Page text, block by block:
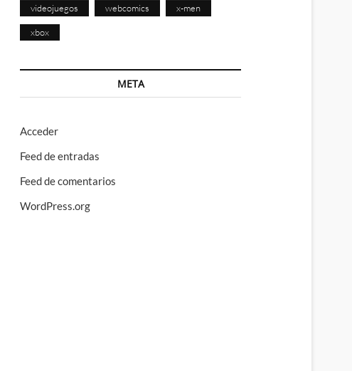
videojuegos webcomics x-men
xbox
META
Acceder
Feed de entradas
Feed de comentarios
WordPress.org